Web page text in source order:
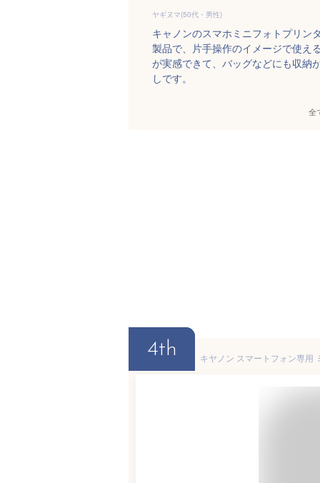
ヤギヌマ(50代・男性)
キャノンのスマホミニフォトプリン
製品で、片手操作のイメージで使え
が実感できて、バッグなどにも収納
しです。
全
4th